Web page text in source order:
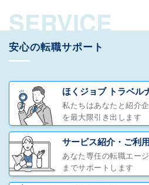
SERVICE
安心の転職サポート
ほくジョブ トラベル
私たちはあなたと紹介
を最大限引き出します
サービス紹介・ご利
あなた専任の転職エー
までサポートします